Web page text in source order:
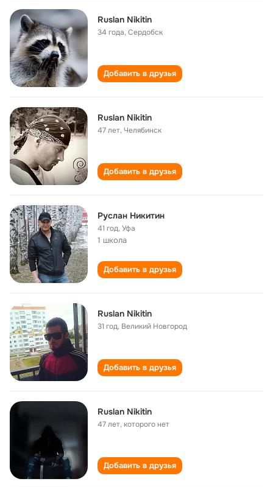
Ruslan Nikitin
34 года,Сердобск
Добавить в друзья
Ruslan Nikitin
47 лет,Челябинск
Добавить в друзья
Руслан Никитин
41 год,Уфа
1 школа
Добавить в друзья
Ruslan Nikitin
31 год, Великий Новгород
Добавить в друзья
Ruslan Nikitin
47 лет,которого нет
Добавить в друзья